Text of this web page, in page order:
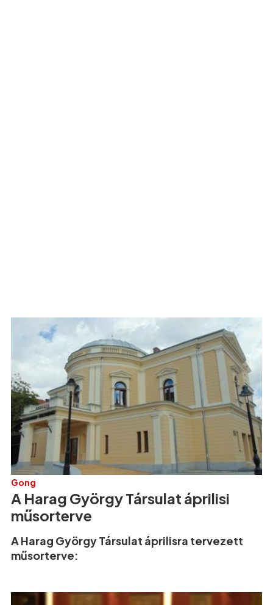
Gong
A Harag György Társulat áprilisi
műsorterve
A Harag György Társulat áprilisra tervezett
műsorterve: